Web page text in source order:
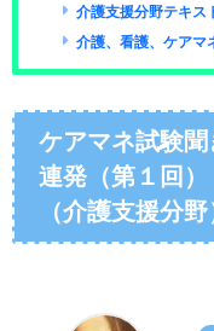
介護支援分野テキス
介護、看護、ケアマ
ケアマネ試験聞
連発（第１回）
（介護支援分野